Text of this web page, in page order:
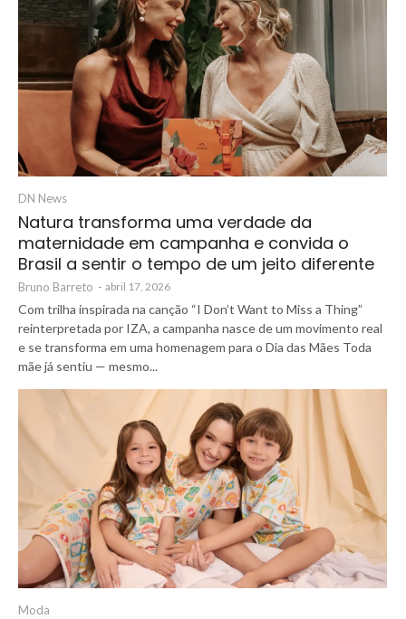
DN News
Natura transforma uma verdade da
maternidade em campanha e convida o
Brasil a sentir o tempo de um jeito diferente
Bruno Barreto - abril 17, 2026
Com trilha inspirada na canção “I Don’t Want to Miss a Thing”
reinterpretada por IZA, a campanha nasce de um movimento real
e se transforma em uma homenagem para o Dia das Mães Toda
mãe já sentiu — mesmo...
Moda